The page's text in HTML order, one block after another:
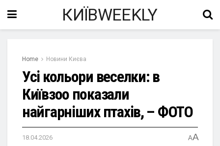
КИЇВWEEKLY
Home Новини Києва
Усі кольори веселки: в
Київзоо показали
найгарніших птахів, – ФОТО
18.04.2026 AA